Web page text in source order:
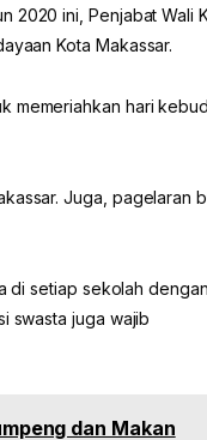
2020 ini, Penjabat Wali
Kota Makassar.
memeriahkan hari
Juga, pagelaran
di setiap sekolah dengan
swasta juga wajib
dan Makan